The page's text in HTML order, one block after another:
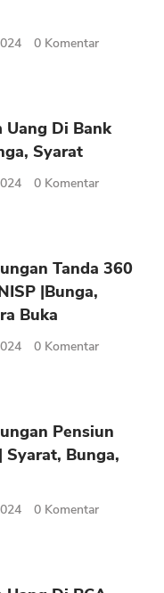
0 Komentar
Uang Di Bank
Syarat
0 Komentar
Tanda 360
|Bunga,
Buka
0 Komentar
Pensiun
Syarat, Bunga,
0 Komentar